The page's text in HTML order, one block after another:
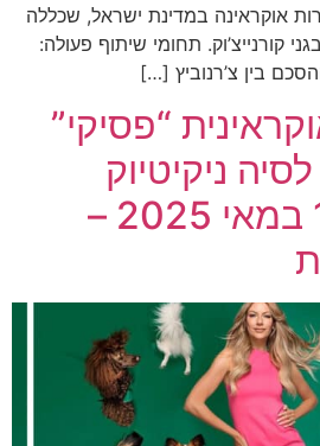
אוקראינה במדינת ישראל, שכללה
קורנייצ’וק. תחומי שיתוף פעולה:
בין צ’רנוביץ […]
“פסיקי”
ניקיטיוק
בחיפה ב-15 במאי 2025 –